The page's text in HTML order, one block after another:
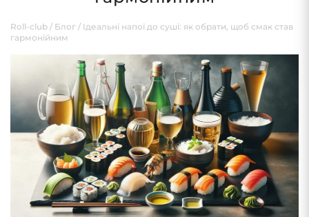
Roll-club / Блог / Ідеальні напої до суші: як обрати, щоб смак став
гармонійним